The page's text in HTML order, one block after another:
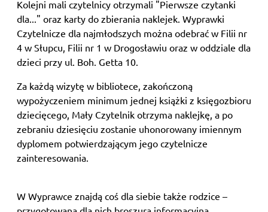
Kolejni mali czytelnicy otrzymali "Pierwsze czytanki
dla..." oraz karty do zbierania naklejek. Wyprawki
Czytelnicze dla najmłodszych można odebrać w Filii nr
4 w Słupcu, Filii nr 1 w Drogosławiu oraz w oddziale dla
dzieci przy ul. Boh. Getta 10.
Za każdą wizytę w bibliotece, zakończoną
wypożyczeniem minimum jednej książki z księgozbioru
dziecięcego, Mały Czytelnik otrzyma naklejkę, a po
zebraniu dziesięciu zostanie uhonorowany imiennym
dyplomem potwierdzającym jego czytelnicze
zainteresowania.
W Wyprawce znajdą coś dla siebie także rodzice –